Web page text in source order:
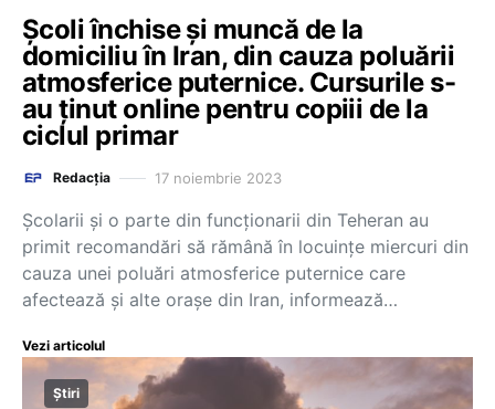
Școli închise și muncă de la
domiciliu în Iran, din cauza poluării
atmosferice puternice. Cursurile s-
au ținut online pentru copiii de la
ciclul primar
Redacția 17 noiembrie 2023
Şcolarii şi o parte din funcţionarii din Teheran au
primit recomandări să rămână în locuinţe miercuri din
cauza unei poluări atmosferice puternice care
afectează şi alte oraşe din Iran, informează…
Vezi articolul
Știri